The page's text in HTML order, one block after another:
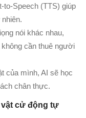
to-Speech (TTS) giúp
nói khác nhau,
cần thuê người
của mình, AI sẽ học
chân thực.
cử động tự